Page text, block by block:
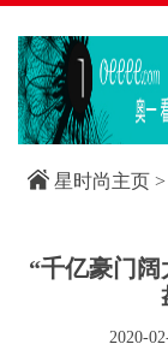
星时尚主页 >
“千亿豪门阔
2020-